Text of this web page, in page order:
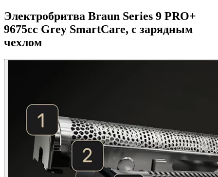
Электробритва Braun Series 9 PRO+
9675cc Grey SmartCare, с зарядным
чехлом